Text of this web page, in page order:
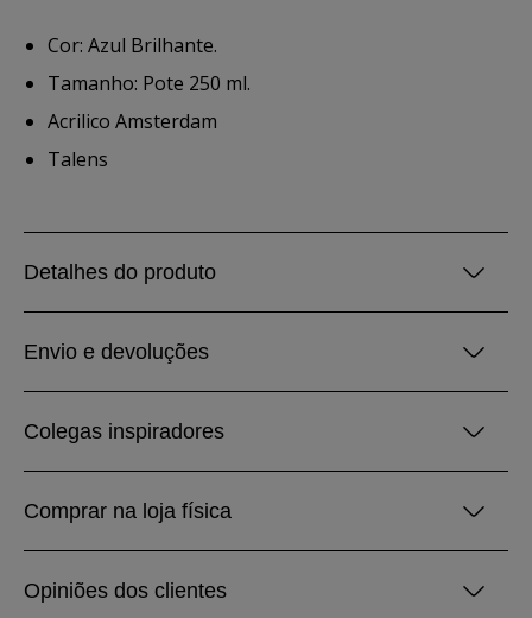
Cor: Azul Brilhante.
Tamanho: Pote 250 ml.
Acrilico Amsterdam
Talens
Detalhes do produto
Envio e devoluções
Colegas inspiradores
Comprar na loja física
Opiniões dos clientes